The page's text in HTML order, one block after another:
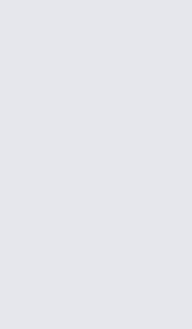
un alto
ahora con